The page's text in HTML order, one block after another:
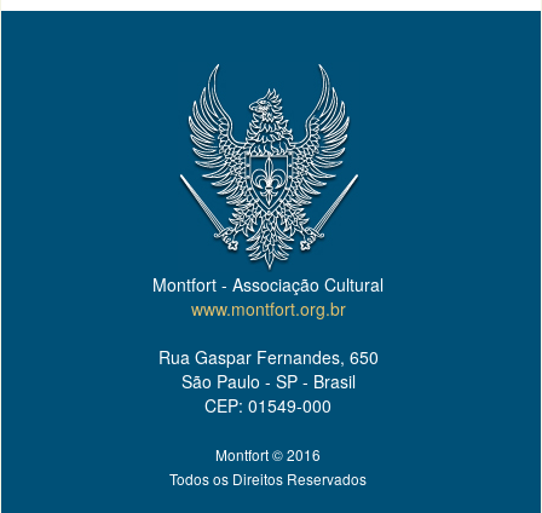
Montfort - Associação Cultural
www.montfort.org.br
Rua Gaspar Fernandes, 650
São Paulo - SP - Brasil
CEP: 01549-000
Montfort © 2016
Todos os Direitos Reservados